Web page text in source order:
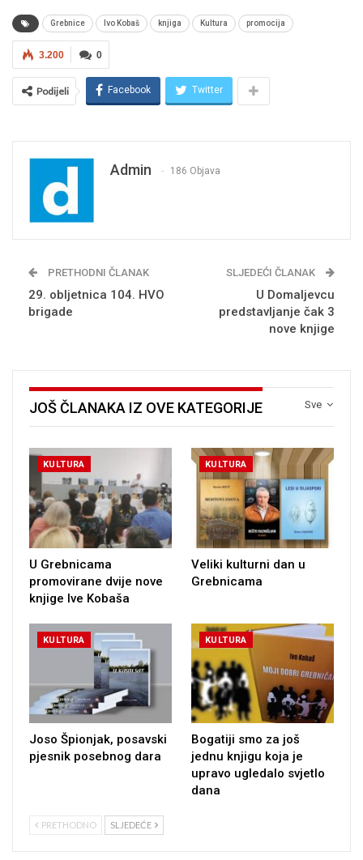
Grebnice Ivo Kobaš knjiga Kultura promocija
0
3.200
Podijeli Facebook Twitter
Admin 186 Objava
PRETHODNI ČLANAK
29. obljetnica 104. HVO
brigade
SLJEDEĆI ČLANAK
U Domaljevcu
predstavljanje čak 3
nove knjige
Sve
JOŠ ČLANAKA IZ OVE KATEGORIJE
KULTURA
U Grebnicama
promovirane dvije nove
knjige Ive Kobaša
KULTURA
Veliki kulturni dan u
Grebnicama
KULTURA
Joso Špionjak, posavski
pjesnik posebnog dara
KULTURA
Bogatiji smo za još
jednu knjigu koja je
upravo ugledalo svjetlo
dana
PRETHODNO SLJEDEĆE